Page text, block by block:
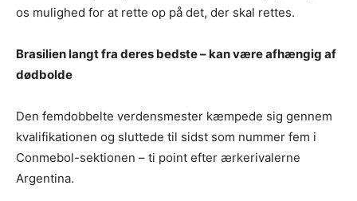
os mulighed for at rette op på det, der skal rettes.
Brasilien langt fra deres bedste – kan være afhængig af
dødbolde
Den femdobbelte verdensmester kæmpede sig gennem
kvalifikationen og sluttede til sidst som nummer fem i
Conmebol-sektionen – ti point efter ærkerivalerne
Argentina.